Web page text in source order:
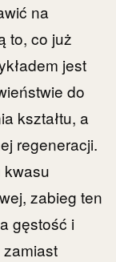
na
to, co już
jest
do
kształtu, a
regeneracji.
kwasu
zabieg ten
gęstość i